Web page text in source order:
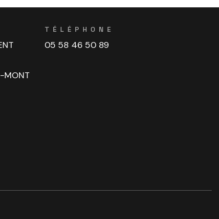
MONT
TÉLÉPHONE
05 58 46 50 89